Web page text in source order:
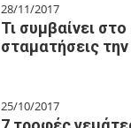
28/11/2017
Τι συμβαίνει
σταματήσεις
25/10/2017